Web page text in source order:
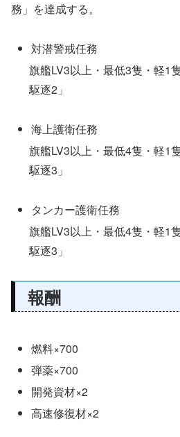
務」を達成する。
対潜警戒任務
旗艦LV3以上・最低3隻・軽1
駆逐2」
海上護衛任務
旗艦LV3以上・最低4隻・軽1
駆逐3」
タンカー護衛任務
旗艦LV3以上・最低4隻・軽1
駆逐3」
報酬
燃料×700
弾薬×700
開発資材×2
高速修復材×2